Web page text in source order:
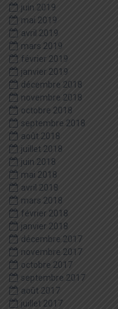
juin 2019
mai 2019
avril 2019
mars 2019
février 2019
janvier 2019
décembre 2018
novembre 2018
octobre 2018
septembre 2018
août 2018
juillet 2018
juin 2018
mai 2018
avril 2018
mars 2018
février 2018
janvier 2018
décembre 2017
novembre 2017
octobre 2017
septembre 2017
août 2017
juillet 2017